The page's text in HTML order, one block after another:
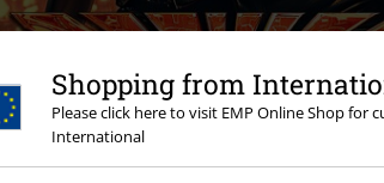
Shopping from
Please click here to visit EMP Online Shop for
International